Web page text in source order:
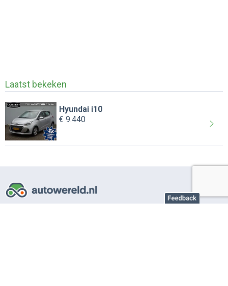
Laatst bekeken
Hyundai i10
€ 9.440